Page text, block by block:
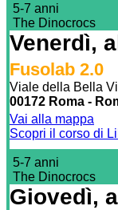
5-7 anni
The Dinocrocs
Venerdì,
Fusolab 2.0
Viale della Bella
00172 Roma -
Vai alla mappa
Scopri il corso di
5-7 anni
The Dinocrocs
Giovedì,